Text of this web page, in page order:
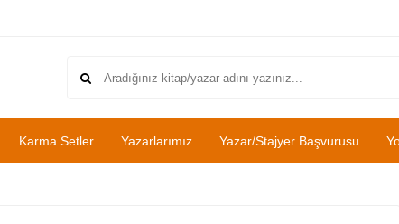
Karma Setler Yazarlarımız Yazar/Stajyer Başvurusu